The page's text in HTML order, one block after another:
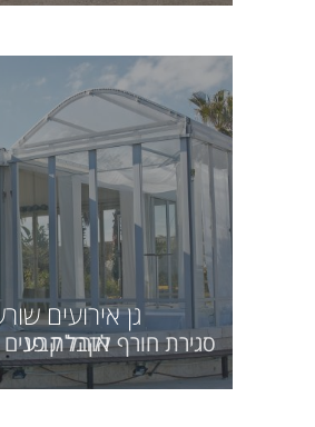
גן אירועים
סגירת חורף לקבלת פנים באמצעות אוהל קבע